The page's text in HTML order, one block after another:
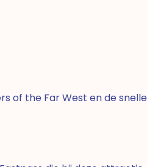
of the Far West en de